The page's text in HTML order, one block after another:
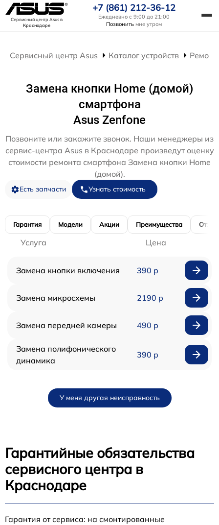
Сервисный центр Asusв
Краснодаре
+7 (861) 212-36-12
Ежедневно с 9:00 до 21:00
Позвонить мне утром
Сервисный центр Asus Каталог устройств
Замена кнопки Home (домой)
смартфона
Asus Zenfone
Позвоните или закажите звонок. Наши менеджеры из
сервис-центра Asus в Краснодаре произведут оценку
стоимости ремонта смартфона Замена кнопки Home
(домой).
Есть запчасти Узнать стоимость
Гарантия Модели Акции Преимущества
Услуга Цена
Замена кнопки включения 390 р
Замена микросхемы 2190 р
Замена передней камеры 490 р
Замена полифонического
динамика
390 р
У меня другая неисправность
Гарантийные обязательства
сервисного центра в
Краснодаре
Гарантия от сервиса: на смонтированные